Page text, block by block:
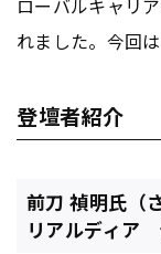
ローバルキャリ
れました。今回
登壇者紹介
前刀 禎明氏
リアルディア